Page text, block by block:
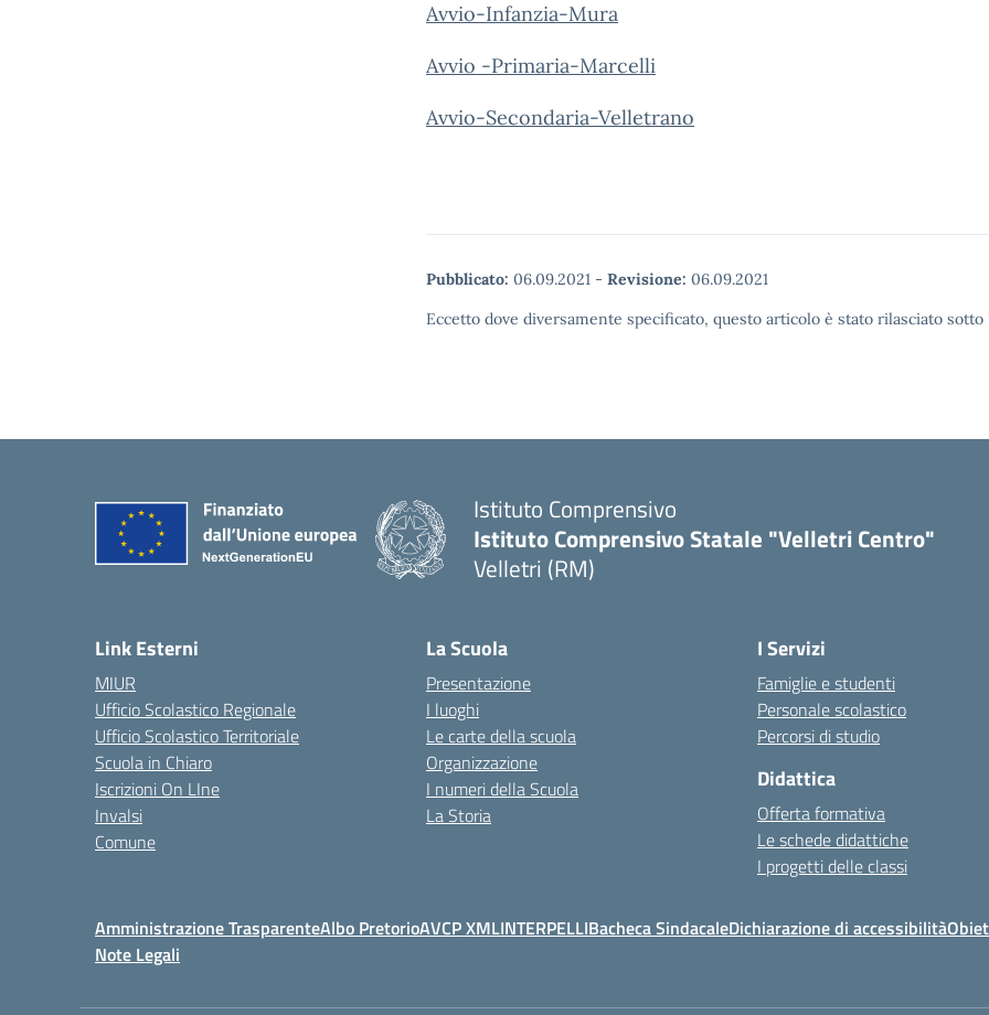
Avvio-Infanzia-Mura
Avvio -Primaria-Marcelli
Avvio-Secondaria-Velletrano
Pubblicato: 06.09.2021 - Revisione: 06.09.2021
Eccetto dove diversamente specificato, questo articolo è stato rilasciato
Istituto Comprensivo
Istituto Comprensivo Statale "Velletri Centro"
Velletri (RM)
Link Esterni
MIUR
Ufficio Scolastico Regionale
Ufficio Scolastico Territoriale
Scuola in Chiaro
Iscrizioni On LIne
Invalsi
Comune
La Scuola
Presentazione
I luoghi
Le carte della scuola
Organizzazione
I numeri della Scuola
La Storia
I Servizi
Famiglie e studenti
Personale scolastico
Percorsi di studio
Didattica
Offerta formativa
Le schede didattiche
I progetti delle classi
Amministrazione TrasparenteAlbo PretorioAVCP XMLINTERPELLIBacheca SindacaleDichiarazione di accessibilità
Note Legali